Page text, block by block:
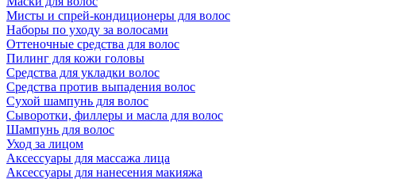
Мисты и спрей-кондиционеры для волос
Наборы по уходу за волосами
Оттеночные средства для волос
Пилинг для кожи головы
Средства для укладки волос
Средства против выпадения волос
Сухой шампунь для волос
Сыворотки, филлеры и масла для волос
Шампунь для волос
Уход за лицом
Аксессуары для массажа лица
Аксессуары для нанесения макияжа